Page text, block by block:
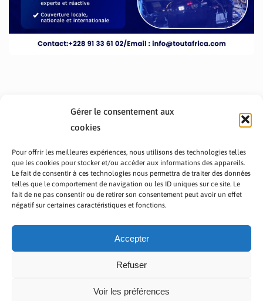
Gérer le consentement aux
cookies
Pour offrir les meilleures expériences, nous utilisons des technologies telles
que les cookies pour stocker et/ou accéder aux informations des appareils.
Le fait de consentir à ces technologies nous permettra de traiter des données
telles que le comportement de navigation ou les ID uniques sur ce site. Le
fait de ne pas consentir ou de retirer son consentement peut avoir un effet
négatif sur certaines caractéristiques et fonctions.
Accepter
Refuser
Voir les préférences
PRÉSENTATION TOUTAFRICA
A PROPOS
Copyright © 2023 TOUT AFRICA | Made by